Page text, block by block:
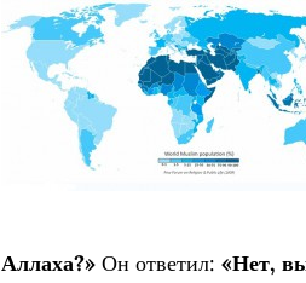
Аллаха?» Он ответил: «Нет,